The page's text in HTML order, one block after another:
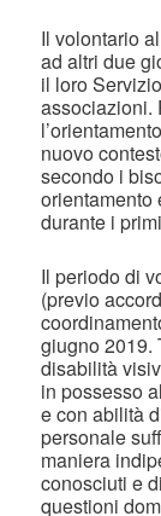
Il volontario
ad altri due
il loro
associazioni.
nuovo
secondo i
orientamento
durante i
Il periodo di
(previo
giugno 2019.
disabilità
in possesso
e con abilità
personale
maniera
conosciuti e
questioni